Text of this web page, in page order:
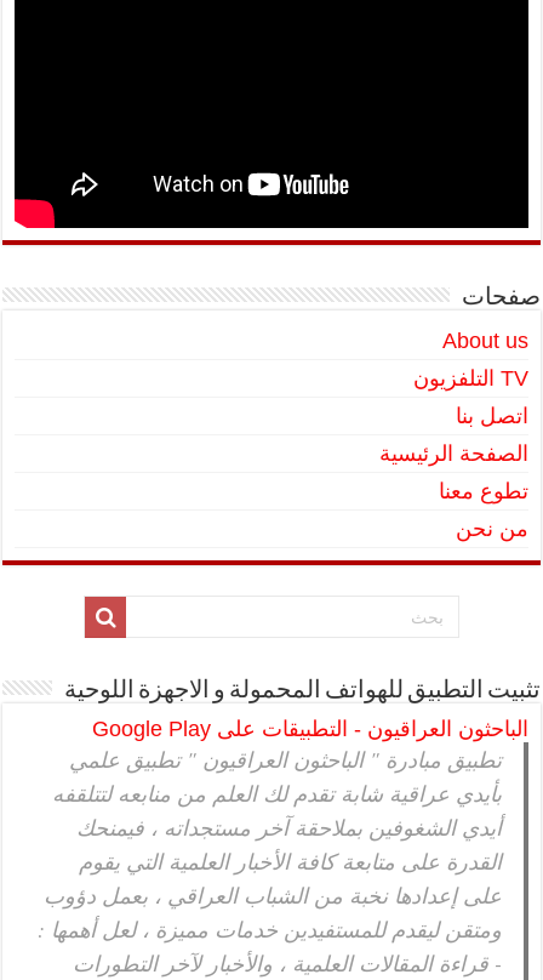
صفحات
About us
TV التلفزيون
اتصل بنا
الصفحة الرئيسية
تطوع معنا
من نحن
تثبيت التطبيق للهواتف المحمولة و الاجهزة اللوحية
الباحثون العراقيون - التطبيقات على Google Play
تطبيق مبادرة " الباحثون العراقيون " تطبيق علمي
بأيدي عراقية شابة تقدم لك العلم من منابعه لتتلقفه
أيدي الشغوفين بملاحقة آخر مستجداته ، فيمنحك
القدرة على متابعة كافة الأخبار العلمية التي يقوم
على إعدادها نخبة من الشباب العراقي ، بعمل دؤوب
ومتقن ليقدم للمستفيدين خدمات مميزة ، لعل أهمها :
- قراءة المقالات العلمية ، والأخبار لآخر التطورات